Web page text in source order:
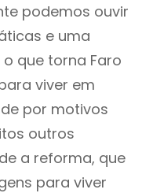
podemos ouvir
e uma
que torna Faro
viver em
por motivos
outros
a reforma, que
para viver